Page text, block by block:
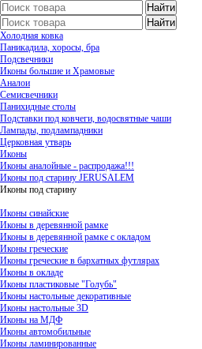
Холодная ковка
Паникадила, хоросы, бра
Подсвечники
Иконы большие и Храмовые
Аналои
Семисвечники
Панихидные столы
Подставки под ковчеги, водосвятные чаши
Лампады, подлампадники
Церковная утварь
Иконы
Иконы аналойные - распродажа!!!
Иконы под старину JERUSALEM
Иконы под старину
Иконы синайские
Иконы в деревянной рамке
Иконы в деревянной рамке с окладом
Иконы греческие
Иконы греческие в бархатных футлярах
Иконы в окладе
Иконы пластиковые "Голубь"
Иконы настольные декоративные
Иконы настольные 3D
Иконы на МДФ
Иконы автомобильные
Иконы ламинированные